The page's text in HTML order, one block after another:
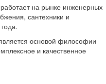
на рынке инженерных
сантехники и
основой философии
и качественное